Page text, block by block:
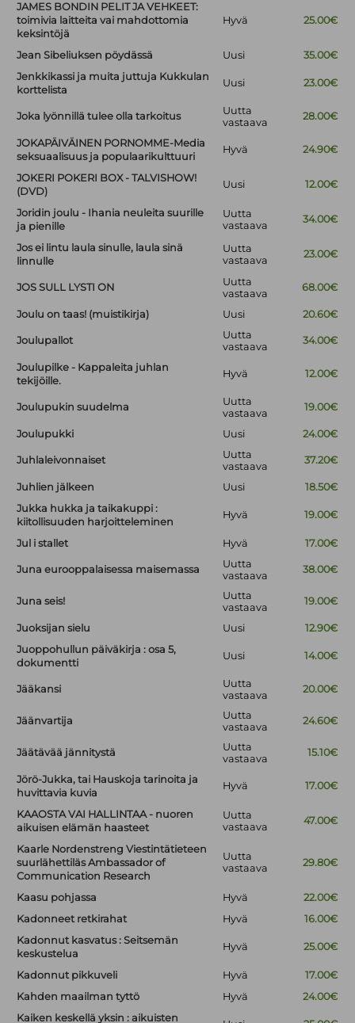
JAMES BONDIN PELIT JA VEHKEET:
toimivia laitteita vai mahdottomia
keksintöjä
Hyvä 25.00€
Jean Sibeliuksen pöydässä Uusi
35.00€
Jenkkikassi ja muita juttuja Kukkulan
korttelista
Uusi 23.00€
Joka lyönnillä tulee olla tarkoitus
Uutta
vastaava
28.00€
JOKAPÄIVÄINEN PORNOMME-Media
seksuaalisuus ja populaarikulttuuri
Hyvä 24.90€
JOKERI POKERI BOX - TALVISHOW!
(DVD)
Uusi 12.00€
Joridin joulu - Ihania neuleita suurille
ja pienille
Uutta
vastaava
34.00€
Jos ei lintu laula sinulle, laula sinä
linnulle
Uutta
vastaava
23.00€
JOS SULL LYSTI ON
Uutta
vastaava
68.00€
Joulu on taas! (muistikirja) Uusi 20.60€
Joulupallot
Uutta
vastaava
34.00€
Joulupilke - Kappaleita juhlan
tekijöille.
Hyvä 12.00€
Joulupukin suudelma
Uutta
vastaava
19.00€
Joulupukki Uusi 24.00€
Juhlaleivonnaiset
Uutta
vastaava
37.20€
Juhlien jälkeen Uusi
18.50€
Jukka hukka ja taikakuppi :
kiitollisuuden harjoitteleminen
Hyvä 19.00€
Jul i stallet Hyvä 17.00€
Juna eurooppalaisessa maisemassa
Uutta
vastaava
38.00€
Juna seis!
Uutta
vastaava
19.00€
Juoksijan sielu Uusi
12.90€
Juoppohullun päiväkirja : osa 5,
dokumentti
Uusi 14.00€
Jääkansi
Uutta
vastaava
20.00€
Jäänvartija
Uutta
vastaava
24.60€
Jäätävää jännitystä
Uutta
vastaava
15.10€
Jörö-Jukka, tai Hauskoja tarinoita ja
huvittavia kuvia
Hyvä 17.00€
KAAOSTA VAI HALLINTAA - nuoren
aikuisen elämän haasteet
Uutta
vastaava
47.00€
Kaarle Nordenstreng Viestintätieteen
suurlähettiläs Ambassador of
Communication Research
Uutta
vastaava
29.80€
Kaasu pohjassa Hyvä
22.00€
Kadonneet retkirahat
Hyvä
16.00€
Kadonnut kasvatus : Seitsemän
keskustelua
Hyvä 25.00€
Kadonnut pikkuveli Hyvä
17.00€
Kahden maailman tyttö
Hyvä
24.00€
Kaiken keskellä yksin : aikuisten